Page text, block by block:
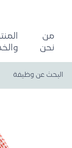
من
نحن
البحث عن وظيفة